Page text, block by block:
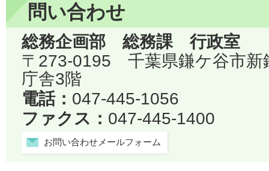
問い合わせ
総務企画部 総務課 行政室
〒273-0195 千葉県鎌ケ谷市
庁舎3階
電話： 047-445-1056
ファクス： 047-445-1400
お問い合わせメールフォーム